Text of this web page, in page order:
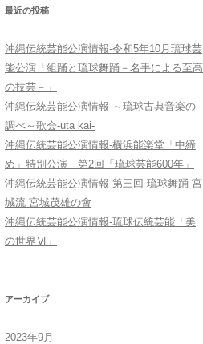
最近の投稿
沖縄伝統芸能公演情報-令和5年10月琉球芸
能公演「組踊と琉球舞踊－名手による至高
の技芸－」
沖縄伝統芸能公演情報-～琉球古典音楽の
調べ～歌会-uta kai-
沖縄伝統芸能公演情報-横浜能楽堂「中締
め」特別公演 第2回「琉球芸能600年」
沖縄伝統芸能公演情報-第三回 琉球舞踊 宮
城流 宮城茂雄の會
沖縄伝統芸能公演情報-琉球伝統芸能「美
の世界Ⅵ」
アーカイブ
2023年9月